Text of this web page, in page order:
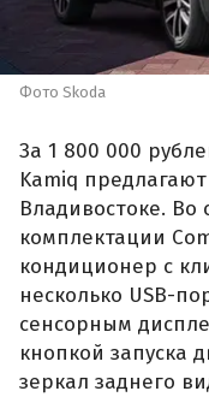
Фото Skoda
За 1 800 000
Kamiq
Владивостоке. Во
комплектации
кондиционер с
несколько USB-
сенсорным
кнопкой запуска
зеркал заднего